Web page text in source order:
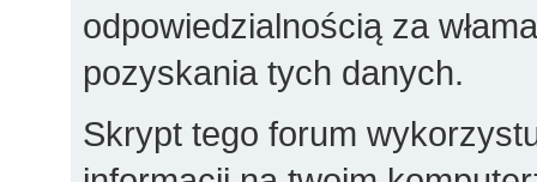
odpowiedzialnością za
pozyskania tych danych.
Skrypt tego forum